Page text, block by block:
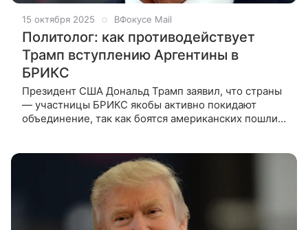
15 октября 2025 ВФокусе Mail
Политолог: как противодействует
Трамп вступлению Аргентины в
БРИКС
Президент США Дональд Трамп заявил, что страны
— участницы БРИКС якобы активно покидают
объединение, так как боятся американских пошлин.